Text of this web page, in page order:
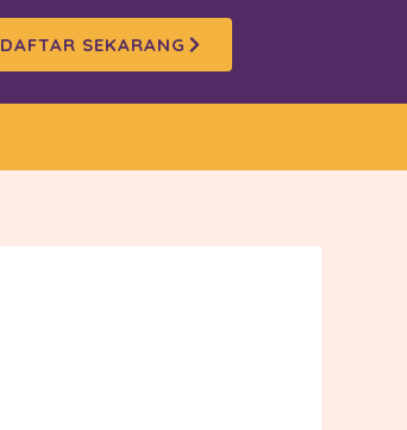
DAFTAR SEKARANG